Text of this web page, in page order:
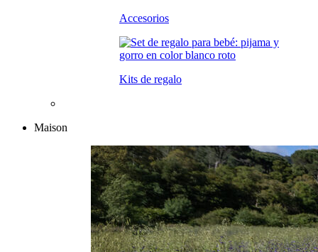
Accesorios
Kits de regalo
Maison